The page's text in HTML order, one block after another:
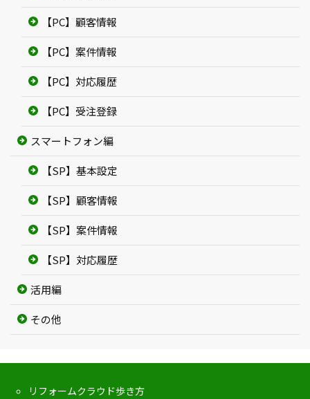
【PC】顧客情報
【PC】案件情報
【PC】対応履歴
【PC】受注登録
スマートフォン編
【SP】基本設定
【SP】顧客情報
【SP】案件情報
【SP】対応履歴
活用編
その他
リフォームクラウド歩き方